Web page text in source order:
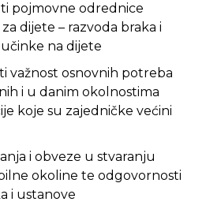
pojmovne odrednice
dijete – razvoda braka i
na dijete
važnost osnovnih potreba
i u danim okolnostima
koje su zajedničke većini
i obveze u stvaranju
okoline te odgovornosti
i ustanove